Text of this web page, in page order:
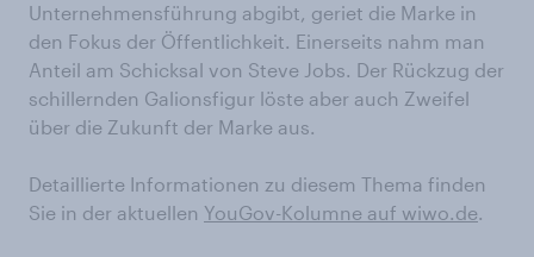
Unternehmensführung abgibt, geriet die Marke in
den Fokus der Öffentlichkeit. Einerseits nahm man
Anteil am Schicksal von Steve Jobs. Der Rückzug der
schillernden Galionsfigur löste aber auch Zweifel
über die Zukunft der Marke aus.
Detaillierte Informationen zu diesem Thema finden
Sie in der aktuellen YouGov-Kolumne auf wiwo.de.